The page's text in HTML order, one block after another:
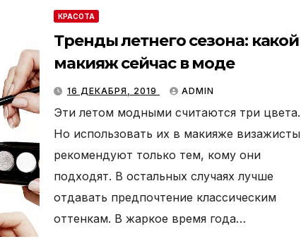
КРАСОТА
Тренды летнего сезона: какой
макияж сейчас в моде
16 ДЕКАБРЯ, 2019 ADMIN
Эти летом модными считаются три цвета.
Но использовать их в макияже визажисты
рекомендуют только тем, кому они
подходят. В остальных случаях лучше
отдавать предпочтение классическим
оттенкам. В жаркое время года…